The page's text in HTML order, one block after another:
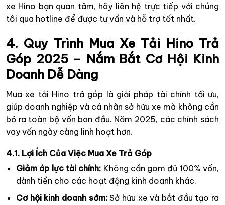
xe Hino bạn quan tâm, hãy liên hệ trực tiếp với chúng
tôi qua hotline để được tư vấn và hỗ trợ tốt nhất.
4. Quy Trình Mua Xe Tải Hino Trả
Góp 2025 – Nắm Bắt Cơ Hội Kinh
Doanh Dễ Dàng
Mua xe tải Hino trả góp là giải pháp tài chính tối ưu,
giúp doanh nghiệp và cá nhân sở hữu xe mà không cần
bỏ ra toàn bộ vốn ban đầu. Năm 2025, các chính sách
vay vốn ngày càng linh hoạt hơn.
4.1. Lợi Ích Của Việc Mua Xe Trả Góp
Giảm áp lực tài chính: Không cần gom đủ 100% vốn,
dành tiền cho các hoạt động kinh doanh khác.
Cơ hội kinh doanh sớm:Sở hữu xe và bắt đầu tạo ra